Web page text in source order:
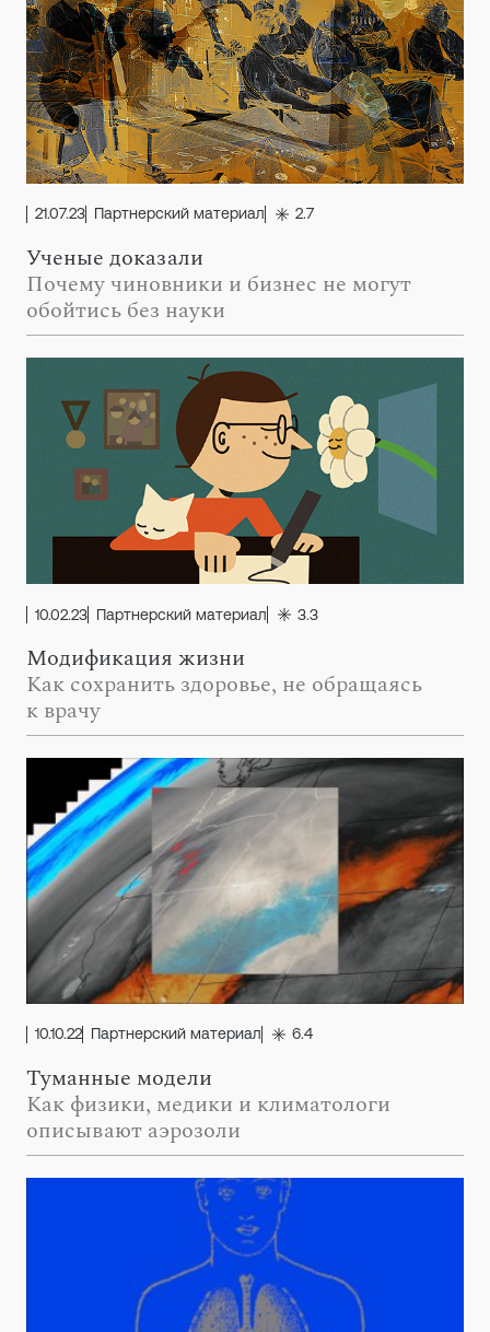
21.07.23 Партнерский материал 2.7
Ученые доказали
Почему чиновники и бизнес не могут
обойтись без науки
10.02.23 Партнерский материал 3.3
Модификация жизни
Как сохранить здоровье, не обращаясь
к врачу
10.10.22 Партнерский материал 6.4
Туманные модели
Как физики, медики и климатологи
описывают аэрозоли